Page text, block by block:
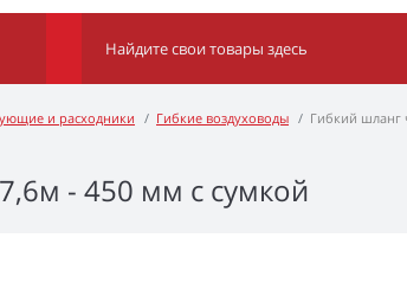
и расходники Гибкие воздуховоды Гибкий шланг
- 450 мм с сумкой